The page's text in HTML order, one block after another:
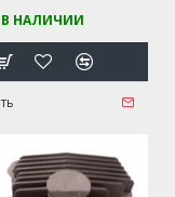
В НАЛИЧИИ